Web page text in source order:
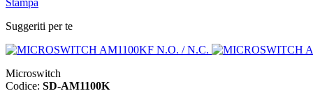
Stampa
Suggeriti per te
Microswitch
Codice: SD-AM1100K